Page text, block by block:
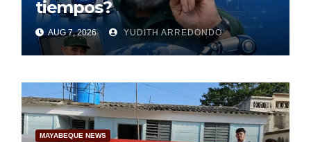
tiempos?
AUG 7, 2026 YUDITH ARREDONDO
MAYABEQUE NEWS